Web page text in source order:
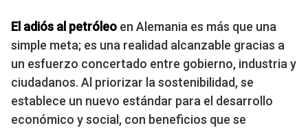
El adiós al petróleo en Alemania es más que una
simple meta; es una realidad alcanzable gracias a
un esfuerzo concertado entre gobierno, industria y
ciudadanos. Al priorizar la sostenibilidad, se
establece un nuevo estándar para el desarrollo
económico y social, con beneficios que se